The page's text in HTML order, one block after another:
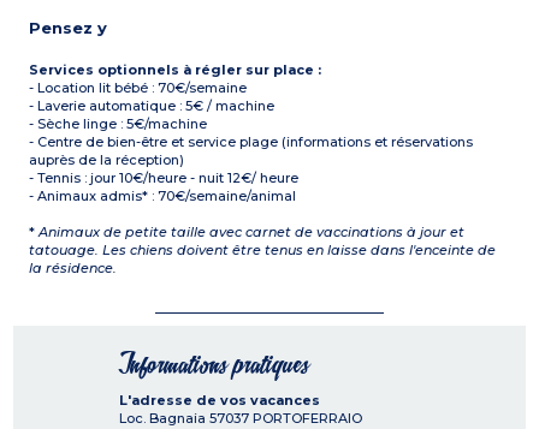
Pensez y
Services optionnels à régler sur place :
- Location lit bébé : 70€/semaine
- Laverie automatique : 5€ / machine
- Sèche linge : 5€/machine
- Centre de bien-être et service plage (informations et réservations
auprès de la réception)
- Tennis : jour 10€/heure - nuit 12€/ heure
- Animaux admis* : 70€/semaine/animal
*Animaux de petite taille avec carnet de vaccinations à jour et
tatouage. Les chiens doivent être tenus en laisse dans l'enceinte de
la résidence.
Informations pratiques
L'adresse de vos vacances
Loc. Bagnaia 57037 PORTOFERRAIO